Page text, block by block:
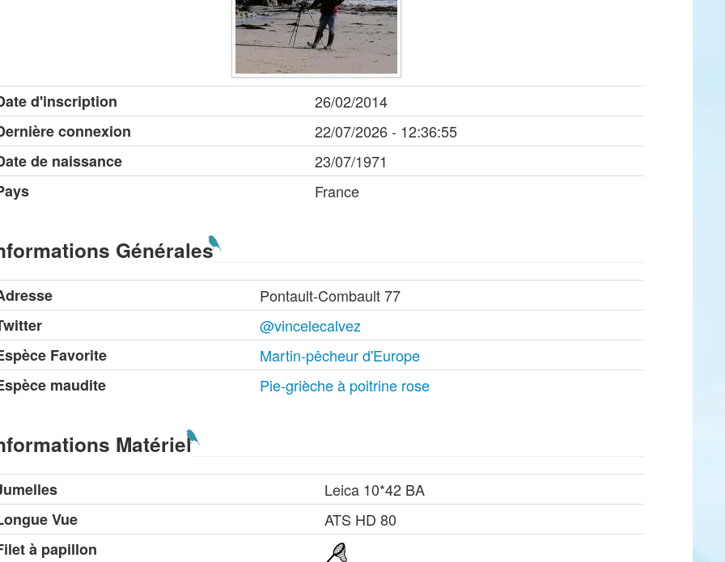
d'inscription
26/02/2014
connexion
22/07/2026 - 12:36:55
de naissance
23/07/1971
France
Générales
Pontault-Combault 77
@vincelecalvez
Favorite
Martin-pêcheur d'Europe
maudite
Pie-grièche à poitrine rose
Matériel
Leica 10*42 BA
Vue
ATS HD 80
à papillon